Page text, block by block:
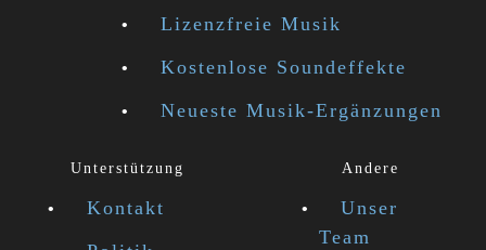
Lizenzfreie Musik
Kostenlose Soundeffekte
Neueste Musik-Ergänzungen
Unterstützung
Kontakt
Andere
Unser
Team